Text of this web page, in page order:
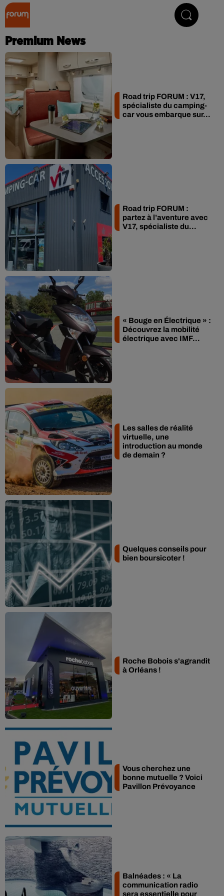
Premium News
Road trip FORUM : V17,
spécialiste du camping-
car vous embarque sur...
Road trip FORUM :
partez à l’aventure avec
V17, spécialiste du...
« Bouge en Électrique » :
Découvrez la mobilité
électrique avec IMF...
Les salles de réalité
virtuelle, une
introduction au monde
de demain ?
Quelques conseils pour
bien boursicoter !
Roche Bobois s'agrandit
à Orléans !
Vous cherchez une
bonne mutuelle ? Voici
Pavillon Prévoyance
Balnéades : « La
communication radio
sera essentielle pour